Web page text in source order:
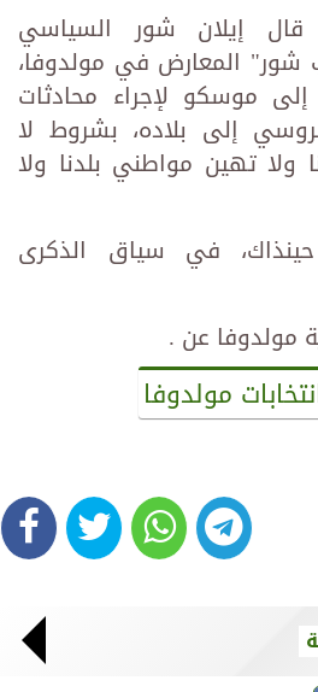
العام 2022، قال إيلان شور السياسي
شور" المعارض في مولدوفا،
موسكو لإجراء محادثات
إلى بلاده، بشروط لا
ولا تهين مواطني بلدنا ولا
في سياق الذكرى
مولدوفا